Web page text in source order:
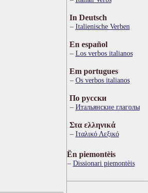
In Deutsch
Italienische Verben
En español
Los verbos italianos
Em portugues
Os verbos italianos
По русски
Итальянские глаголы
Στα ελληνικά
Ιταλικό Λεξικό
Ën piemontèis
Dissionari piemontèis